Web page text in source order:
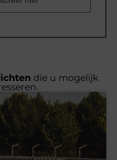
die u mogelijk